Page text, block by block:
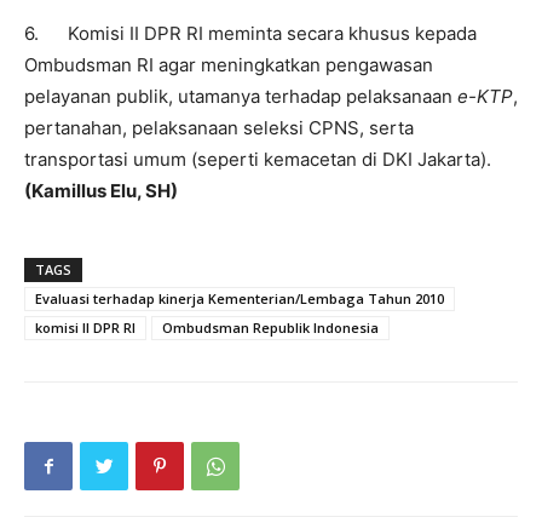
6. Komisi II DPR RI meminta secara khusus kepada
Ombudsman RI agar meningkatkan pengawasan
pelayanan publik, utamanya terhadap pelaksanaan e-KTP,
pertanahan, pelaksanaan seleksi CPNS, serta
transportasi umum (seperti kemacetan di DKI Jakarta).
(Kamillus Elu, SH)
TAGS
Evaluasi terhadap kinerja Kementerian/Lembaga Tahun 2010
komisi II DPR RI
Ombudsman Republik Indonesia